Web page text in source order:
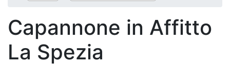
Capannone in Affitto
La Spezia